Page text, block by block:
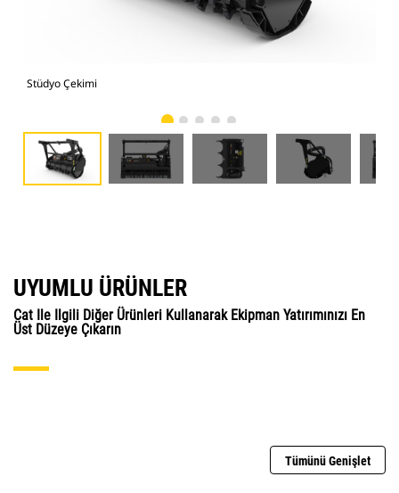
Stüdyo Çekimi
UYUMLU ÜRÜNLER
Cat Ile Ilgili Diğer Ürünleri Kullanarak Ekipman Yatırımınızı En
Üst Düzeye Çıkarın
Tümünü Genişlet